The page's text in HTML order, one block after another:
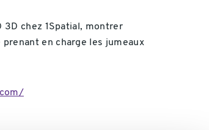
chez 1Spatial, montrer
en charge les jumeaux